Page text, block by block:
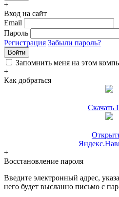
+
Вход на сайт
Email
Пароль
Регистрация Забыли пароль?
Войти
Запомнить меня на этом
+
Как добраться
Скачать
+
Восстановление пароля
Введите электронный адрес,
него будет высланно письмо с